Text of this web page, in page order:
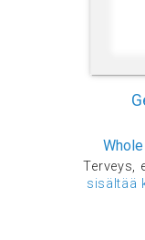
Terveys,
sisältää